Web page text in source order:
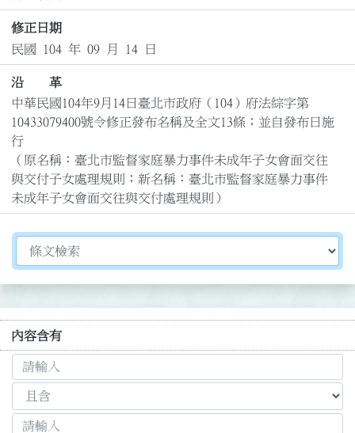
修正日期
民國 104 年 09 月 14 日
沿 革
中華民國104年9月14日臺北市政府（104）府法綜字第
10433079400號令修正發布名稱及全文13條；並自發布日施
行
（原名稱：臺北市監督家庭暴力事件未成年子女會面交往
與交付子女處理規則；新名稱：臺北市監督家庭暴力事件
未成年子女會面交往與交付處理規則）
切換選擇法規資訊內容
內容含有